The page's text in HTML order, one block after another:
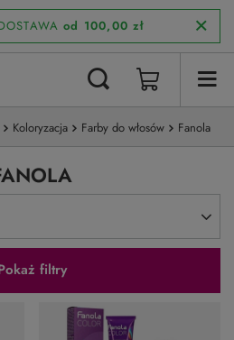
od 100,00 zł
Koloryzacja Farby do włosów Fanola
filtry